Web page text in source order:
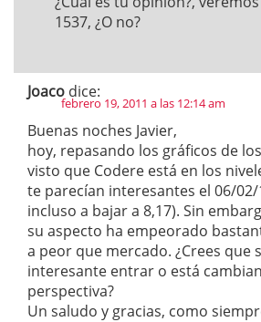
1537, ¿O no?
Joaco dice:
febrero 19, 2011 a las 12:14 am
Buenas noches Javier,
hoy, repasando los gráficos de
visto que Codere está en los
te parecían interesantes el 06/
incluso a bajar a 8,17). Sin
su aspecto ha empeorado
a peor que mercado. ¿Crees que
interesante entrar o está
perspectiva?
Un saludo y gracias, como